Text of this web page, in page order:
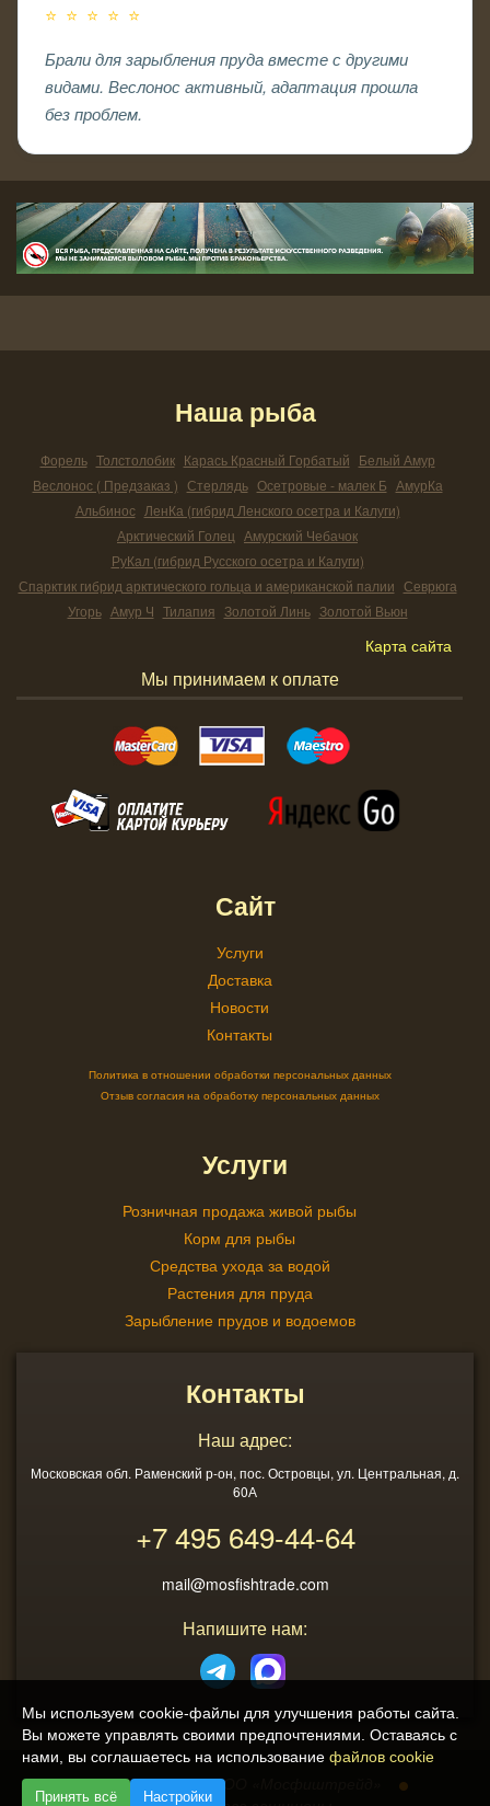
⭐ ⭐ ⭐ ⭐ ⭐
Брали для зарыбления пруда вместе с другими
видами. Веслонос активный, адаптация прошла
без проблем.
Наша рыба
Форель Толстолобик Карась Красный Горбатый Белый Амур
Веслонос ( Предзаказ ) Стерлядь Осетровые - малек Б АмурКа
Альбинос ЛенКа (гибрид Ленского осетра и Калуги)
Арктический Голец Амурский Чебачок
РуКал (гибрид Русского осетра и Калуги)
Спарктик гибрид арктического гольца и американской палии Севрюга
Угорь Амур Ч Тилапия Золотой Линь Золотой Вьюн
Карта сайта
Мы принимаем к оплате
Сайт
Услуги
Доставка
Новости
Контакты
Политика в отношении обработки персональных данных
Отзыв согласия на обработку персональных данных
Услуги
Розничная продажа живой рыбы
Корм для рыбы
Средства ухода за водой
Растения для пруда
Зарыбление прудов и водоемов
Контакты
Наш адрес:
Московская обл. Раменский р-он, пос. Островцы, ул. Центральная, д.
60А
+7 495649-44-64
mail@mosfishtrade.com
Напишите нам:
2013 - 2026
ООО «Мосфиштрейд»
Мы используем cookie-файлы для улучшения работы сайта.
Вы можете управлять своими предпочтениями. Оставаясь с
нами, вы соглашаетесь на использование файлов cookie
Принять всё Настройки